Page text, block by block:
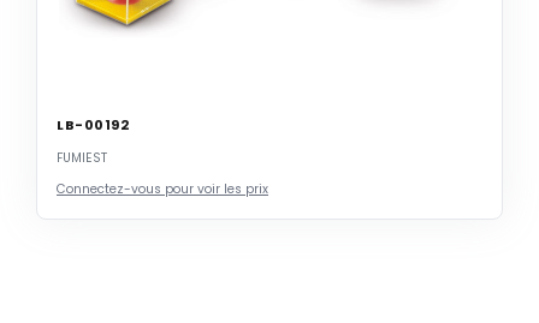
LB-00192
FUMIEST
Connectez-vous pour voir les prix